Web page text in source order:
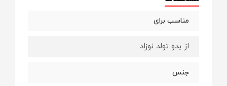
مناسب برای
از بدو تولد نوزاد
جنس